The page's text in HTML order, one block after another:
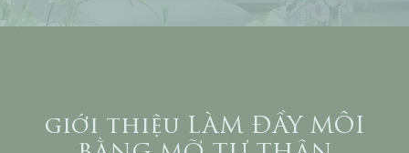
giới thiệu LÀM ĐẦY MÔI